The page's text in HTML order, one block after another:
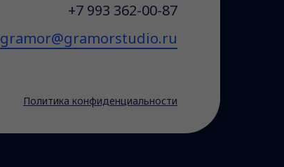
gramor@gramorstudio.ru
Политика конфиденциальности
+7 993 362-00-87